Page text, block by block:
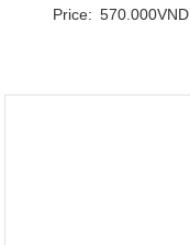
hạng
Price: 570.000VND